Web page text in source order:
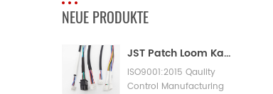
NEUE PRODUKTE
JST Patch Loom Kabelbaum
ISO9001:2015 Qaulity
Control Manufacturing